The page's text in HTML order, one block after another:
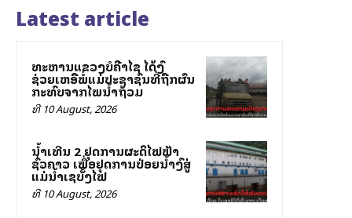
Latest article
ທະຫານແຂວງບໍລີຄຳໄຊ ໄດ້ລົງ
ຊ່ວຍເຫລືອພໍ່ແມ່ປະຊາຊົນທີ່ຖືກຜົນ
ກະທົບຈາກໄພນ້ຳຖ້ວມ
ທີ 10 August, 2026
ນໍ້າເທີນ 2 ຢຸດການຜະລິດໄຟຟ້າ
ຊົ່ວຄາວ ເພື່ອຢຸດການປ່ອຍນໍ້າລົງສູ່
ແມ່ນໍ້າເຊບັ້ງໄຟ
ທີ 10 August, 2026